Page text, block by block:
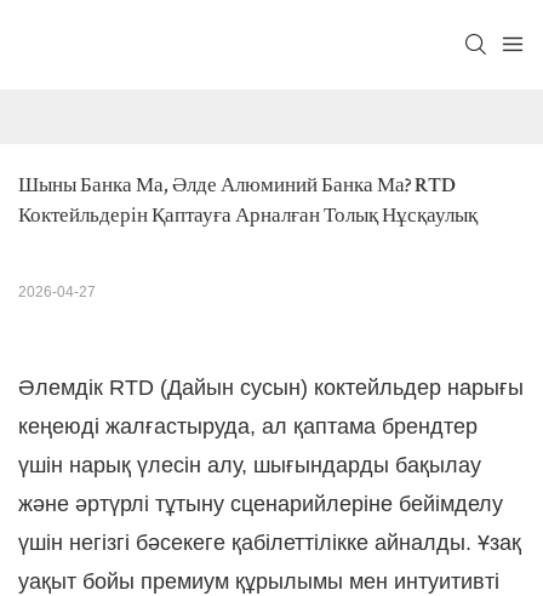
Шыны Банка Ма, Әлде Алюминий Банка Ма? RTD
Коктейльдерін Қаптауға Арналған Толық Нұсқаулық
2026-04-27
Әлемдік RTD (Дайын сусын) коктейльдер нарығы
кеңеюді жалғастыруда, ал қаптама брендтер
үшін нарық үлесін алу, шығындарды бақылау
және әртүрлі тұтыну сценарийлеріне бейімделу
үшін негізгі бәсекеге қабілеттілікке айналды. Ұзақ
уақыт бойы премиум құрылымы мен интуитивті